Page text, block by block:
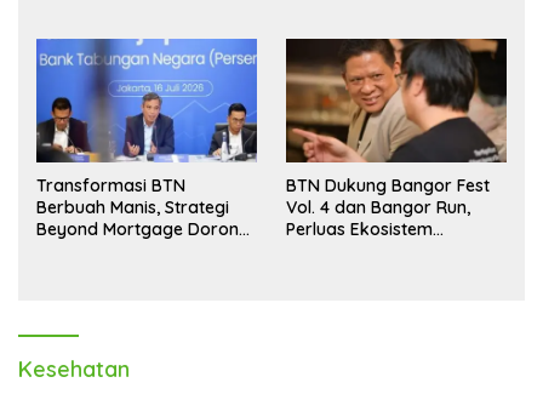
Transformasi BTN
Berbuah Manis, Strategi
Beyond Mortgage Dorong
BTN Dukung Bangor Fest
Vol. 4 dan Bangor Run,
Perluas Ekosistem
Kesehatan